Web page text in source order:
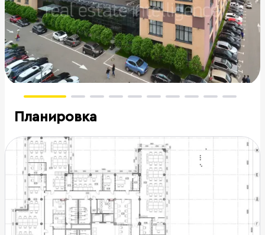
Планировка